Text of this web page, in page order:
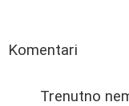
Komentari
Trenutno